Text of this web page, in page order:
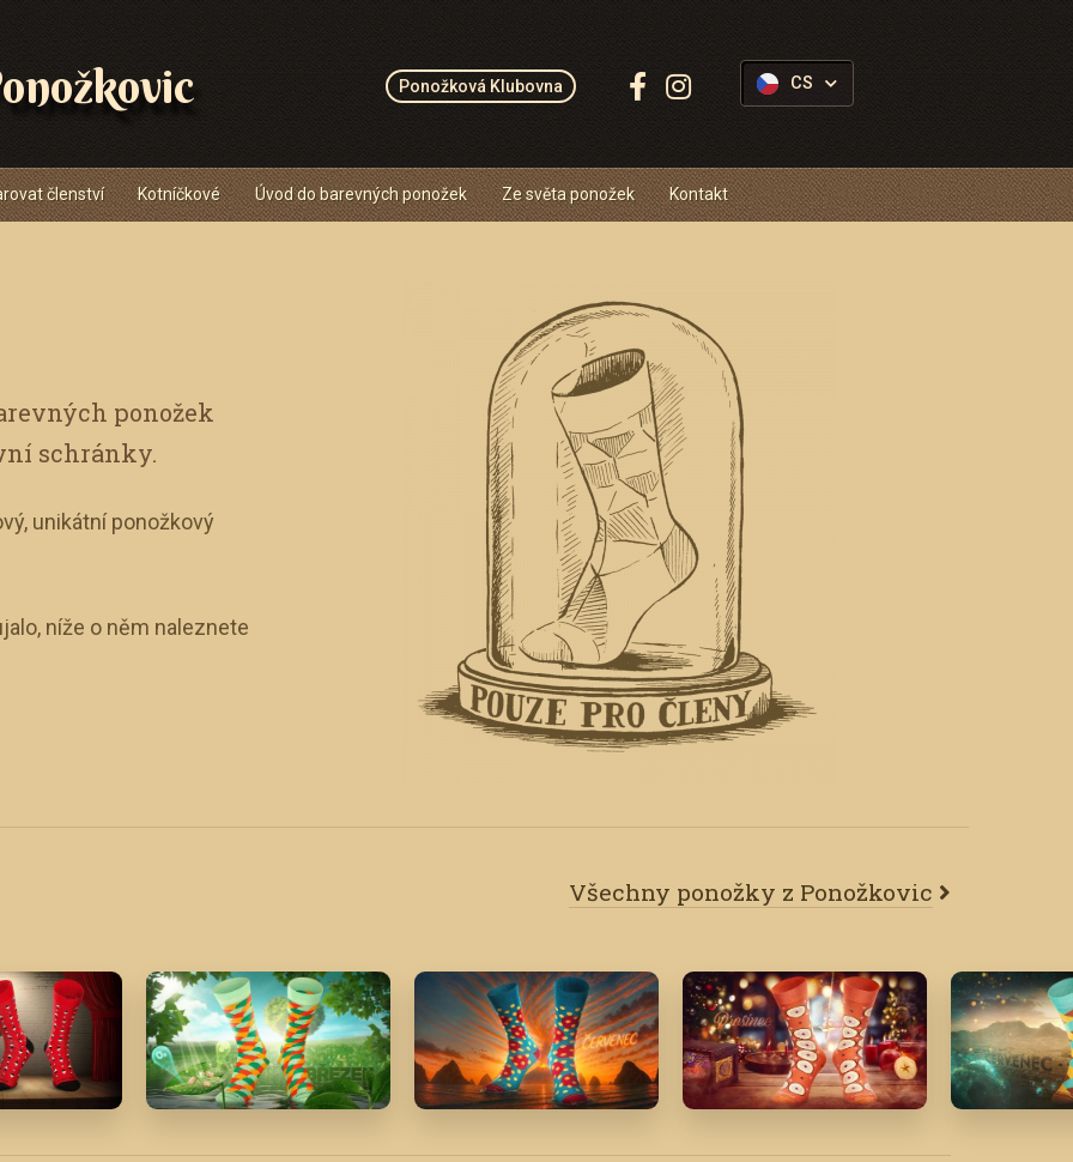
Ponožková Klubovna
Sledujte
CS
členství Kotníčkové Úvod do barevných ponožek Ze světa ponožek Kontakt
ponožek
schránky.
unikátní ponožkový
níže o něm naleznete
Všechny ponožky z Ponožkovic